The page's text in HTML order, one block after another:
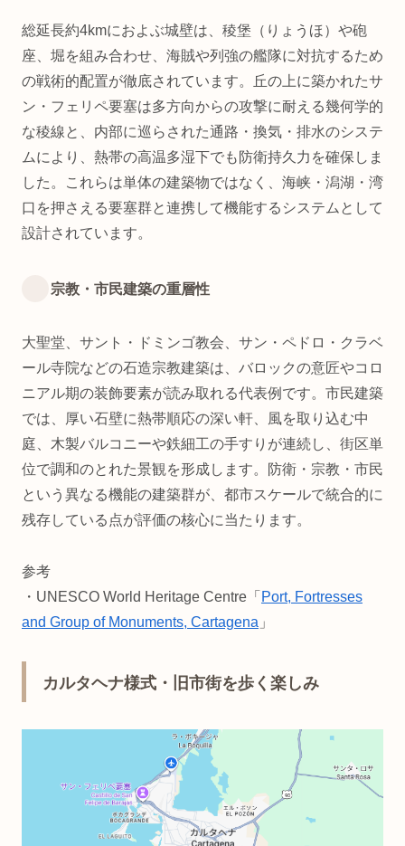
総延長約4kmにおよぶ城壁は、稜堡（りょうほ）や砲
座、堀を組み合わせ、海賊や列強の艦隊に対抗するため
の戦術的配置が徹底されています。丘の上に築かれたサ
ン・フェリペ要塞は多方向からの攻撃に耐える幾何学的
な稜線と、内部に巡らされた通路・換気・排水のシステ
ムにより、熱帯の高温多湿下でも防衛持久力を確保しま
した。これらは単体の建築物ではなく、海峡・潟湖・湾
口を押さえる要塞群と連携して機能するシステムとして
設計されています。
宗教・市民建築の重層性
大聖堂、サント・ドミンゴ教会、サン・ペドロ・クラベ
ール寺院などの石造宗教建築は、バロックの意匠やコロ
ニアル期の装飾要素が読み取れる代表例です。市民建築
では、厚い石壁に熱帯順応の深い軒、風を取り込む中
庭、木製バルコニーや鉄細工の手すりが連続し、街区単
位で調和のとれた景観を形成します。防衛・宗教・市民
という異なる機能の建築群が、都市スケールで統合的に
残存している点が評価の核心に当たります。
参考
・UNESCO World Heritage Centre「 Port, Fortresses
and Group of Monuments, Cartagena 」
カルタヘナ様式・旧市街を歩く楽しみ